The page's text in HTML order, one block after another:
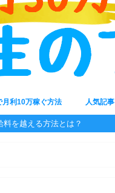
月利10万稼ぐ方法 人気記事
料を越える方法とは？